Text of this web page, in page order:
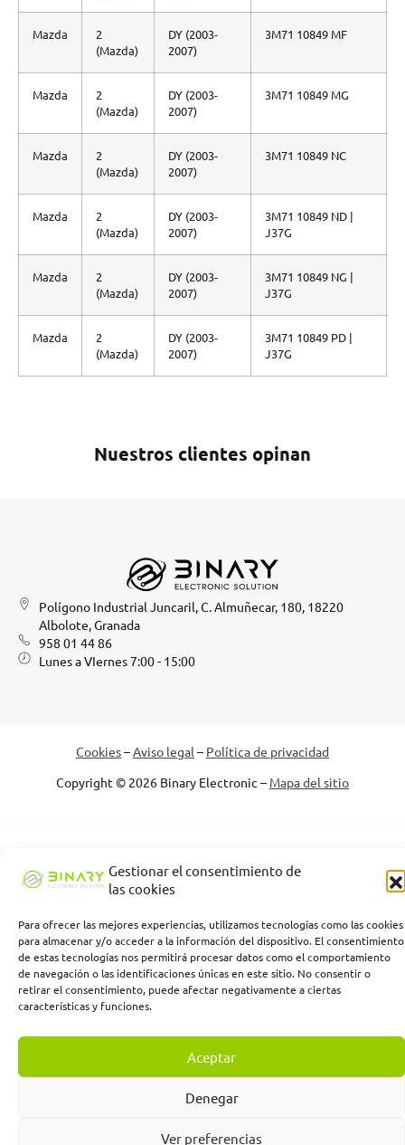
Gestionar el consentimiento de
las cookies
Para ofrecer las mejores experiencias, utilizamos tecnologías como las cookies
para almacenar y/o acceder a la información del dispositivo. El consentimiento
de estas tecnologías nos permitirá procesar datos como el comportamiento
de navegación o las identificaciones únicas en este sitio. No consentir o
retirar el consentimiento, puede afectar negativamente a ciertas
características y funciones.
Aceptar
Denegar
Ver preferencias
Mazda
2
(Mazda)
DY (2003-
2007)
3M71 10849 MF
Mazda
2
(Mazda)
DY (2003-
2007)
3M71 10849 MG
Mazda
2
(Mazda)
DY (2003-
2007)
3M71 10849 NC
Mazda
2
(Mazda)
DY (2003-
2007)
3M71 10849 ND |
J37G
Mazda
2
(Mazda)
DY (2003-
2007)
3M71 10849 NG |
J37G
Mazda
2
(Mazda)
DY (2003-
2007)
3M71 10849 PD |
J37G
Nuestros clientes opinan
Polígono Industrial Juncaril, C. Almuñecar, 180, 18220
Albolote, Granada
958 01 44 86
Lunes a VIernes 7:00 - 15:00
Cookies–Aviso legal – Política de privacidad
Copyright © 2026 Binary Electronic – Mapa del sitio
subvención de la Consejería de Empleo, Empresa y Trabajo
Autónomo de la Junta de Andalucía, financiada por la Unión
enmarcada en el Programa Emplea-T, para la inserción laboral y el
fomento de la contratación en el ámbito de la Comunidad
Autónoma de Andalucía. Línea 2. Incentivo a la segunda o
sucesivas contrataciones indefinidas ordinarias por parte de
personas trabajadoras autónomas, y a cualquier contratación
indefinida ordinaria por parte de pymes.